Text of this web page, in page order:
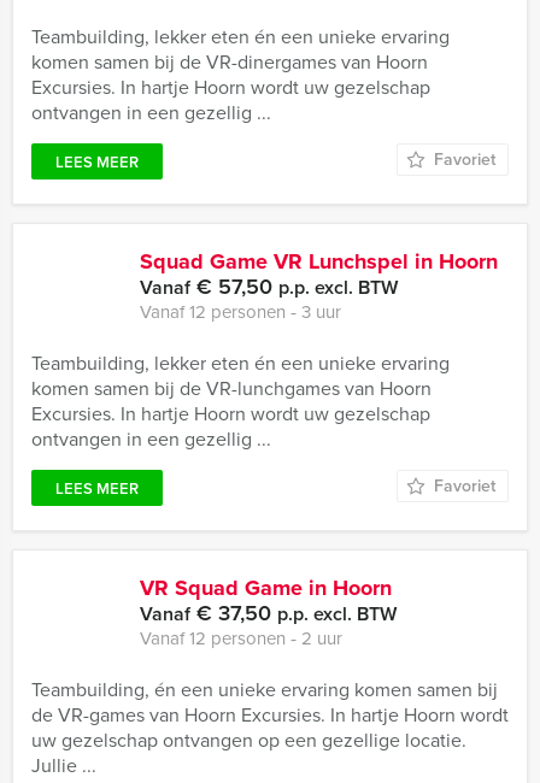
Teambuilding, lekker eten én een unieke ervaring
komen samen bij de VR-dinergames van Hoorn
Excursies. In hartje Hoorn wordt uw gezelschap
ontvangen in een gezellig ...
LEES MEER Favoriet
Squad Game VR Lunchspel in Hoorn
Vanaf€ 57,50 p.p. excl. BTW
Vanaf 12 personen ‐ 3 uur
Teambuilding, lekker eten én een unieke ervaring
komen samen bij de VR-lunchgames van Hoorn
Excursies. In hartje Hoorn wordt uw gezelschap
ontvangen in een gezellig ...
LEES MEER Favoriet
VR Squad Game in Hoorn
Vanaf€ 37,50 p.p. excl. BTW
Vanaf 12 personen ‐ 2 uur
Teambuilding, én een unieke ervaring komen samen bij
de VR-games van Hoorn Excursies. In hartje Hoorn wordt
uw gezelschap ontvangen op een gezellige locatie.
Jullie ...